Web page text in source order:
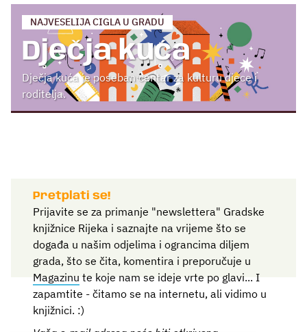
NAJVESELIJA CIGLA U GRADU
Dječja kuća
Dječja kuća je poseban centar za kulturu djece i
roditelja.
Pretplati se!
Prijavite se za primanje "newslettera" Gradske
knjižnice Rijeka i saznajte na vrijeme što se
događa u našim odjelima i ograncima diljem
grada, što se čita, komentira i preporučuje u
Magazinu te koje nam se ideje vrte po glavi... I
zapamtite - čitamo se na internetu, ali vidimo u
knjižnici. :)